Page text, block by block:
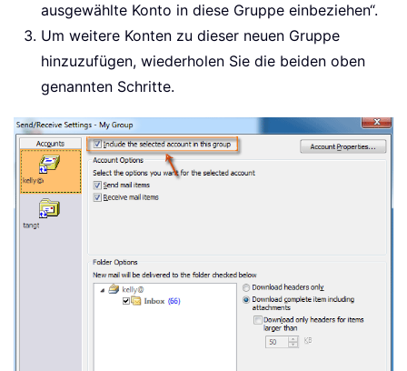
ausgewählte Konto in diese Gruppe einbeziehen“.
Um weitere Konten zu dieser neuen Gruppe
hinzuzufügen, wiederholen Sie die beiden oben
genannten Schritte.